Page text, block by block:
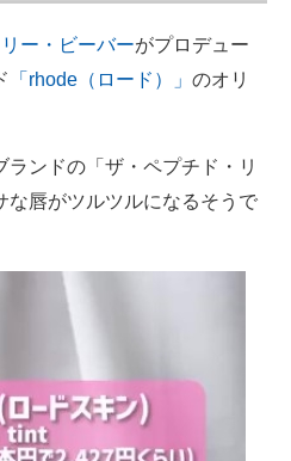
ー・ビーバーがプロデュー
「rhode（ロード）」 のオリ
ンドの「ザ・ペプチド・リ
な唇がツルツルになるそうで